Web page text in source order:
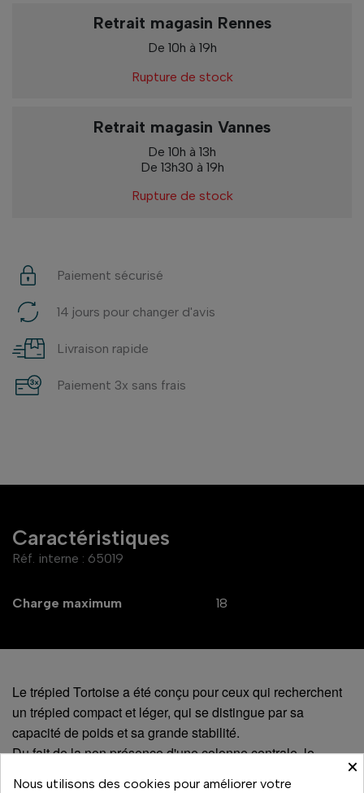
Retrait magasin Rennes
De 10h à 19h
Rupture de stock
Retrait magasin Vannes
De 10h à 13h
De 13h30 à 19h
Rupture de stock
Paiement sécurisé
14 jours pour changer d'avis
Livraison rapide
Paiement 3x sans frais
Caractéristiques
Réf. interne : 65019
Charge maximum 18
Le trépied Tortoise a été conçu pour ceux qui recherchent
un trépied compact et léger, qui se distingue par sa
capacité de poids et sa grande stabilité.
Du fait de la non présence d'une colonne centrale, le
×
Nous utilisons des cookies pour améliorer votre